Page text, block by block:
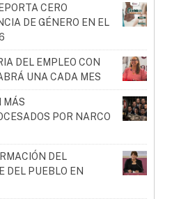
CERO
DE GÉNERO EN EL
DEL EMPLEO CON
UNA CADA MES
MÁS
POR NARCO
DEL
DEL PUEBLO EN